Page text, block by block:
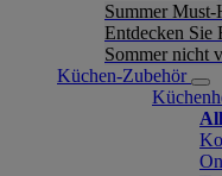
Summer Must-
Entdecken Sie
Sommer nicht
Küchen-Zubehör